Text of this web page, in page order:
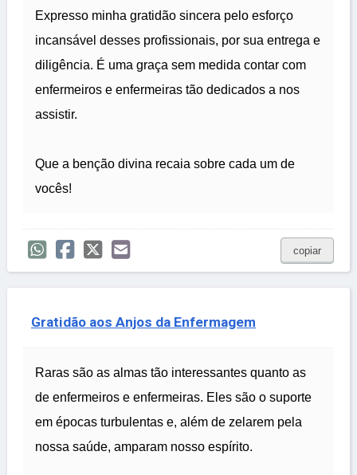
Expresso minha gratidão sincera pelo esforço
incansável desses profissionais, por sua entrega e
diligência. É uma graça sem medida contar com
enfermeiros e enfermeiras tão dedicados a nos
assistir.
Que a benção divina recaia sobre cada um de
vocês!
copiar
Gratidão aos Anjos da Enfermagem
Raras são as almas tão interessantes quanto as
de enfermeiros e enfermeiras. Eles são o suporte
em épocas turbulentas e, além de zelarem pela
nossa saúde, amparam nosso espírito.